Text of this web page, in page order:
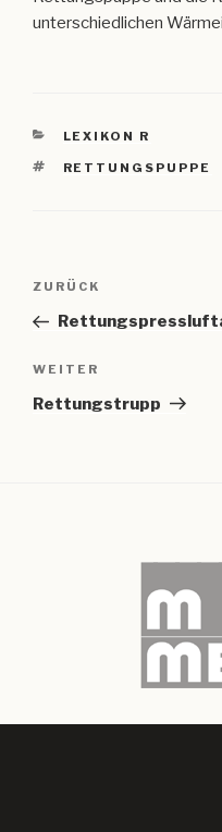
unterschiedlichen
KATEGORIEN
LEXIKON R
SCHLAGWÖRTER
RETTUNGSPUPPE
Beitragsnavigation
Vorheriger
Beitrag
ZURÜCK
Nächster
Beitrag
WEITER
Rettungstrupp